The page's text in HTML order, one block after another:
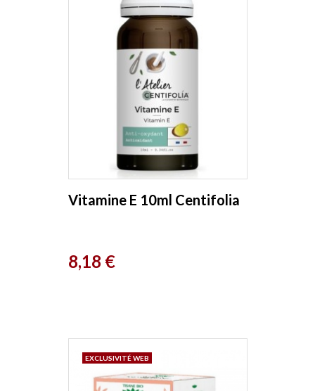
Vitamine E 10ml Centifolia
Prix
8,18 €
EXCLUSIVITÉ WEB